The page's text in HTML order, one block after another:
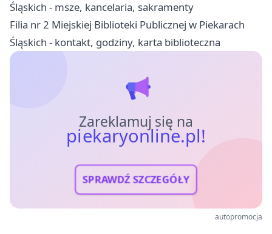
Śląskich - msze, kancelaria, sakramenty
Filia nr 2 Miejskiej Biblioteki Publicznej w Piekarach
Śląskich - kontakt, godziny, karta biblioteczna
Zareklamuj się na
piekaryonline.pl!
SPRAWDŹ SZCZEGÓŁY
autopromocja